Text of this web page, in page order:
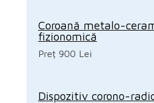
Coroană metalo-
fizionomică
Preț 900 Lei
Dispozitiv corono-